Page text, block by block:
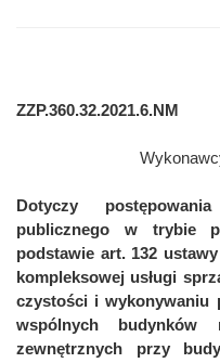
ZZP.360.32.2021.6.NM
Dotyczy
publicznego w trybie
podstawie art. 132
kompleksowej usługi
czystości i wykonywaniu
wspólnych
zewnętrznych przy